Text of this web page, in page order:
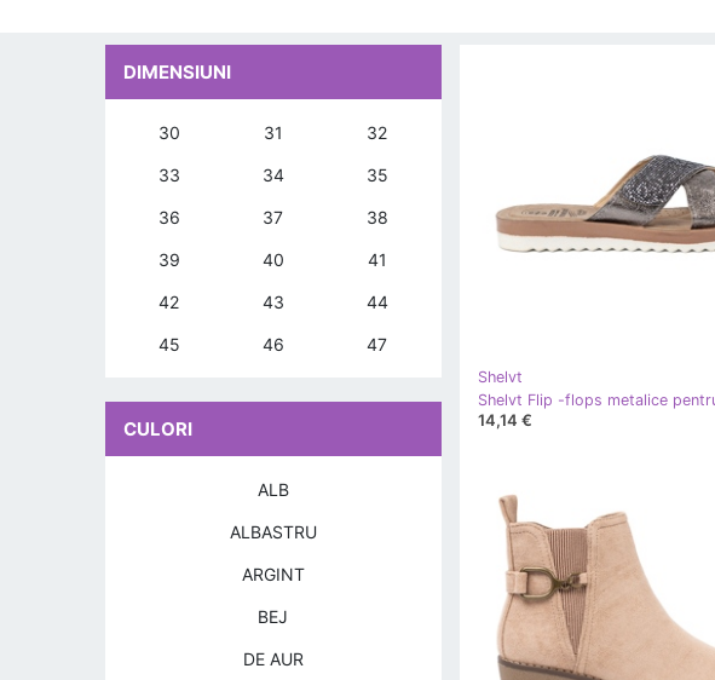
Shelvt
14,14 €
DIMENSIUNI
30 31 32
33 34 35
36 37 38
39 40 41
42 43 44
45 46 47
CULORI
ALB
ALBASTRU
ARGINT
BEJ
DE AUR